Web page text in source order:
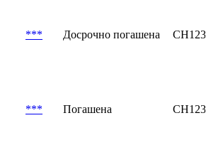
*** Досрочно погашена
*** Погашена